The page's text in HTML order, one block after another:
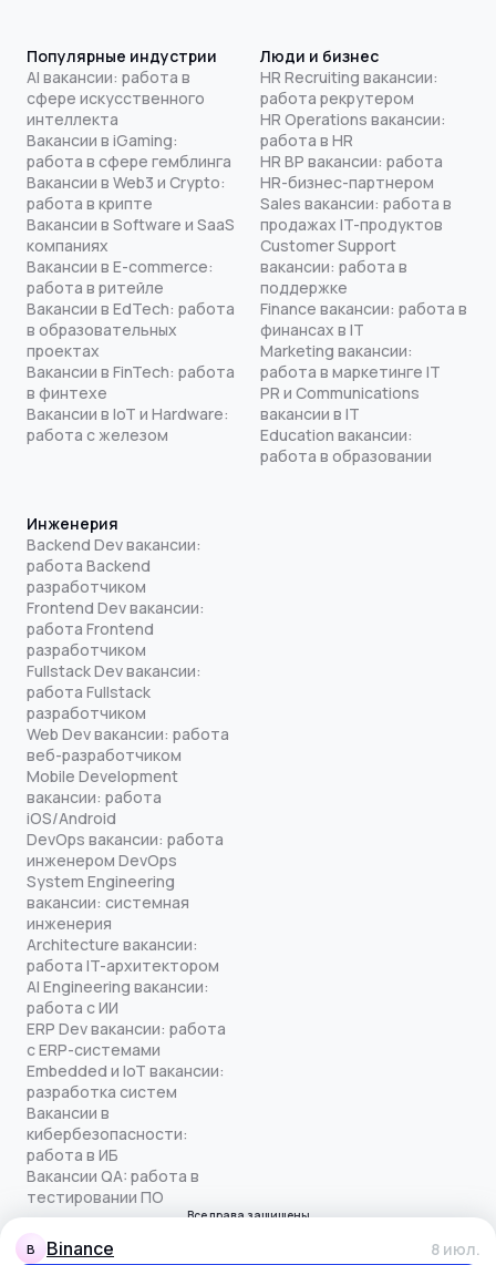
B binance 8 июл.
Популярные индустрии
AI вакансии: работа в
сфере искусственного
интеллекта
Вакансии в iGaming:
работа в сфере гемблинга
Вакансии в Web3 и Crypto:
работа в крипте
Вакансии в Software и SaaS
компаниях
Вакансии в E-commerce:
работа в ритейле
Вакансии в EdTech: работа
в образовательных
проектах
Вакансии в FinTech: работа
в финтехе
Вакансии в IoT и Hardware:
работа с железом
Люди и бизнес
HR Recruiting вакансии:
работа рекрутером
HR Operations вакансии:
работа в HR
HR BP вакансии: работа
HR-бизнес-партнером
Sales вакансии: работа в
продажах IT-продуктов
Customer Support
вакансии: работа в
поддержке
Finance вакансии: работа в
финансах в IT
Marketing вакансии:
работа в маркетинге IT
PR и Communications
вакансии в IT
Education вакансии:
работа в образовании
Инженерия
Backend Dev вакансии:
работа Backend
разработчиком
Frontend Dev вакансии:
работа Frontend
разработчиком
Fullstack Dev вакансии:
работа Fullstack
разработчиком
Web Dev вакансии: работа
веб-разработчиком
Mobile Development
вакансии: работа
iOS/Android
DevOps вакансии: работа
инженером DevOps
System Engineering
вакансии: системная
инженерия
Architecture вакансии:
работа IT-архитектором
AI Engineering вакансии:
работа с ИИ
ERP Dev вакансии: работа
с ERP-системами
Embedded и IoT вакансии:
разработка систем
Вакансии в
кибербезопасности:
работа в ИБ
Вакансии QA: работа в
тестировании ПО
Все права защищены